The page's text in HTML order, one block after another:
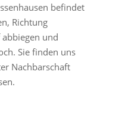
befindet
Richtung
und
Sie finden uns
Nachbarschaft